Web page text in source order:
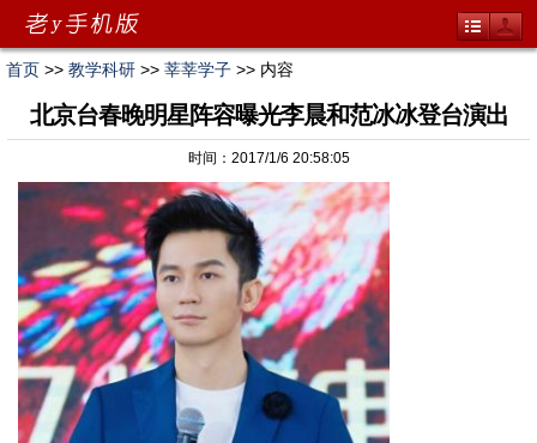
首页 >> 教学科研 >> 莘莘学子 >> 内容
北京台春晚明星阵容曝光李晨和范冰冰登台演出
时间：2017/1/6 20:58:05